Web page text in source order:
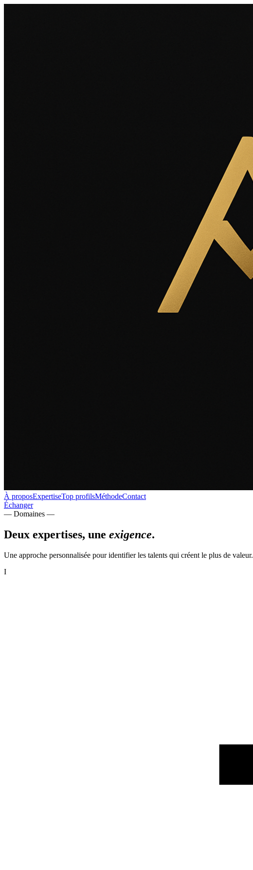
À proposExpertiseTop profilsMéthodeContact
Échanger
— Domaines —
Deux expertises, une exigence.
Une approche personnalisée pour identifier les talents qui créent le plus de valeur.
I